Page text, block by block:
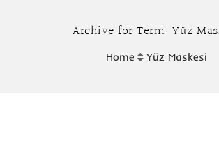
Archive for Term: Yüz
Home Yüz Maskesi